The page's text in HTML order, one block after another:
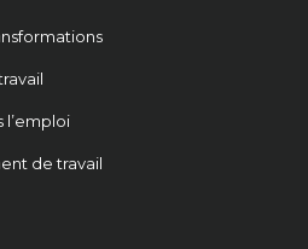
l’emploi
de travail